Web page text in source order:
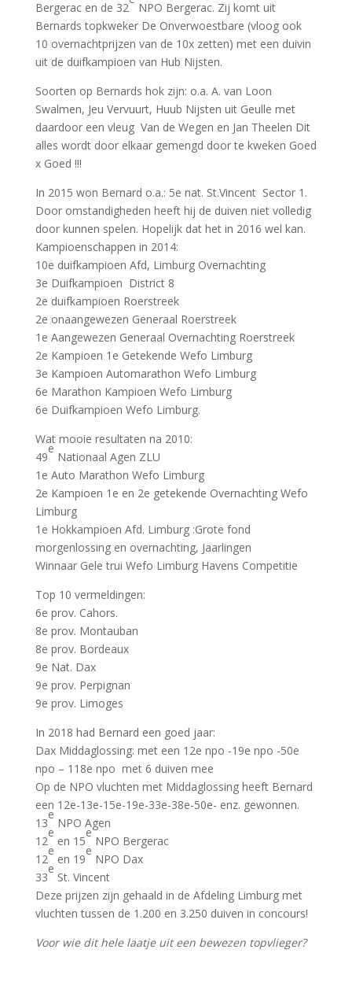
Bergerac en de 32
NPO Bergerac. Zij komt uit
Bernards topkweker De Onverwoestbare (vloog ook
10 overnachtprijzen van de 10x zetten) met een duivin
uit de duifkampioen van Hub Nijsten.
Soorten op Bernards hok zijn: o.a. A. van Loon
Swalmen, Jeu Vervuurt, Huub Nijsten uit Geulle met
daardoor een vleug Van de Wegen en Jan Theelen Dit
alles wordt door elkaar gemengd door te kweken Goed
x Goed !!!
In 2015 won Bernard o.a.: 5e nat. St.Vincent Sector 1.
Door omstandigheden heeft hij de duiven niet volledig
door kunnen spelen. Hopelijk dat het in 2016 wel kan.
Kampioenschappen in 2014:
10e duifkampioen Afd, Limburg Overnachting
3e Duifkampioen District 8
2e duifkampioen Roerstreek
2e onaangewezen Generaal Roerstreek
1e Aangewezen Generaal Overnachting Roerstreek
2e Kampioen 1e Getekende Wefo Limburg
3e Kampioen Automarathon Wefo Limburg
6e Marathon Kampioen Wefo Limburg
6e Duifkampioen Wefo Limburg.
Wat mooie resultaten na 2010:
49
e
Nationaal Agen ZLU
1e Auto Marathon Wefo Limburg
2e Kampioen 1e en 2e getekende Overnachting Wefo
Limburg
1e Hokkampioen Afd. Limburg :Grote fond
morgenlossing en overnachting, Jaarlingen
Winnaar Gele trui Wefo Limburg Havens Competitie
Top 10 vermeldingen:
6e prov. Cahors.
8e prov. Montauban
8e prov. Bordeaux
9e Nat. Dax
9e prov. Perpignan
9e prov. Limoges
In 2018 had Bernard een goed jaar:
Dax Middaglossing: met een 12e npo -19e npo -50e
npo – 118e npo met 6 duiven mee
Op de NPO vluchten met Middaglossing heeft Bernard
een 12e-13e-15e-19e-33e-38e-50e- enz. gewonnen.
13
e
NPO Agen
12
e
en 15
e
NPO Bergerac
12
e
en 19
e
NPO Dax
33
e
St. Vincent
Deze prijzen zijn gehaald in de Afdeling Limburg met
vluchten tussen de 1.200 en 3.250 duiven in concours!
Voor wie dit hele laatje uit een bewezen topvlieger?